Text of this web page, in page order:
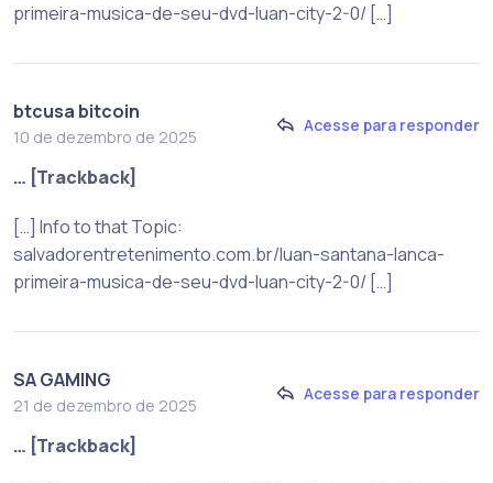
primeira-musica-de-seu-dvd-luan-city-2-0/ […]
btcusa bitcoin
10 de dezembro de 2025
Acesse para responder
… [Trackback]
[…] Info to that Topic:
salvadorentretenimento.com.br/luan-santana-lanca-
primeira-musica-de-seu-dvd-luan-city-2-0/ […]
SA GAMING
21 de dezembro de 2025
Acesse para responder
… [Trackback]